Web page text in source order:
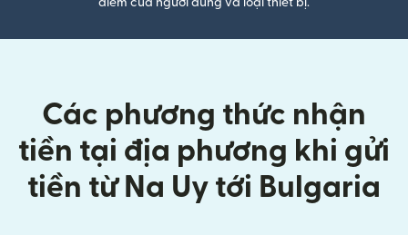
điểm của người dùng và loại thiết bị.
Các phương thức nhận
tiền tại địa phương khi gửi
tiền từ Na Uy tới Bulgaria